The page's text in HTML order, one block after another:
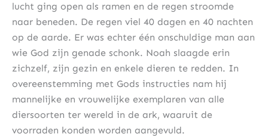
lucht ging open als ramen en de regen stroomde
naar beneden. De regen viel 40 dagen en 40 nachten
op de aarde. Er was echter één onschuldige man aan
wie God zijn genade schonk. Noah slaagde erin
zichzelf, zijn gezin en enkele dieren te redden. In
overeenstemming met Gods instructies nam hij
mannelijke en vrouwelijke exemplaren van alle
diersoorten ter wereld in de ark, waaruit de
voorraden konden worden aangevuld.